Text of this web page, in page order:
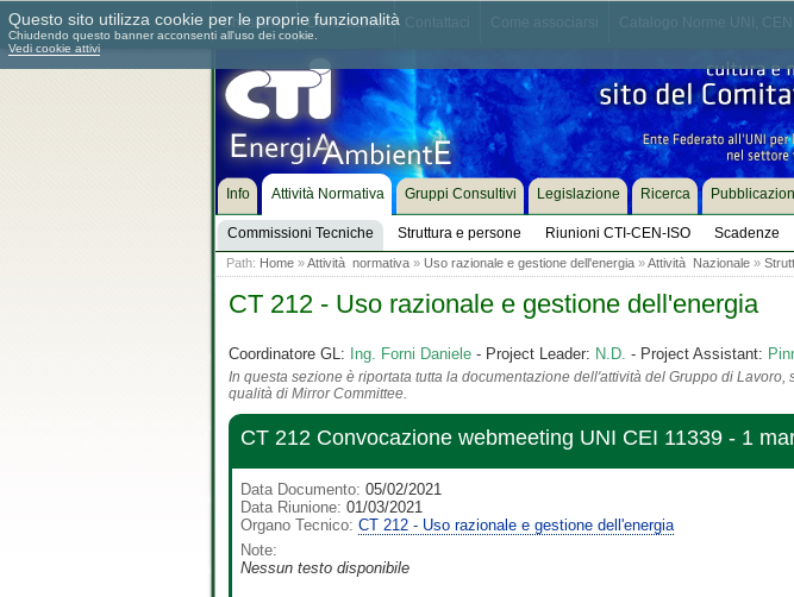
Chi siamo Dove siamo
Info Attività Normativa
Commissioni Tecniche Struttura e persone Riunioni CTI-CEN-ISO Scadenze
Gruppi Consultivi Legislazione Ricerca
Path: Home»Attività normativa» Uso razionale e gestione dell'energia»Attività Nazionale»
CT 212 - Uso razionale e gestione dell'energia
Coordinatore GL: Ing. Forni Daniele- Project Leader: N.D. - Project Assistant:
In questa sezione è riportata tutta la documentazione dell'attività del Gruppo di
qualità di Mirror Committee.
CT 212 Convocazione webmeeting UNI CEI 11339 - 1
Data Documento: 05/02/2021
Data Riunione: 01/03/2021
Organo Tecnico: CT 212 - Uso razionale e gestione dell'energia
Note:
Nessun testo disponibile
Questo sito utilizza cookie per le proprie funzionalità
Chiudendo questo banner acconsenti all'uso dei cookie.
Vedi cookie attivi